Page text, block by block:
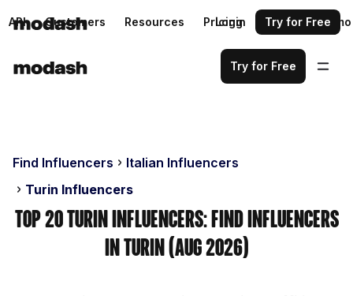
API Customers Resources Pricing Request a demo
Login Try for Free
Try for Free
Find Influencers
Italian Influencers
Turin Influencers
Top 20 Turin Influencers: Find Influencers
in Turin (Aug 2026)